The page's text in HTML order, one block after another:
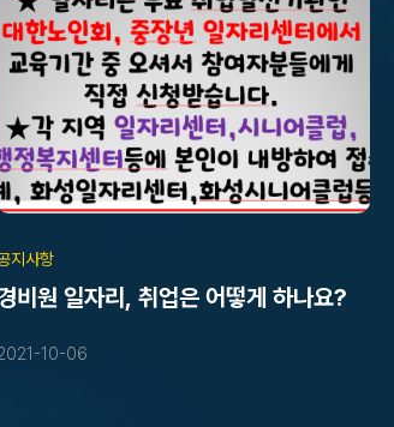
지사항
비원 일자리, 취업은 어떻게 하나요?
10-06